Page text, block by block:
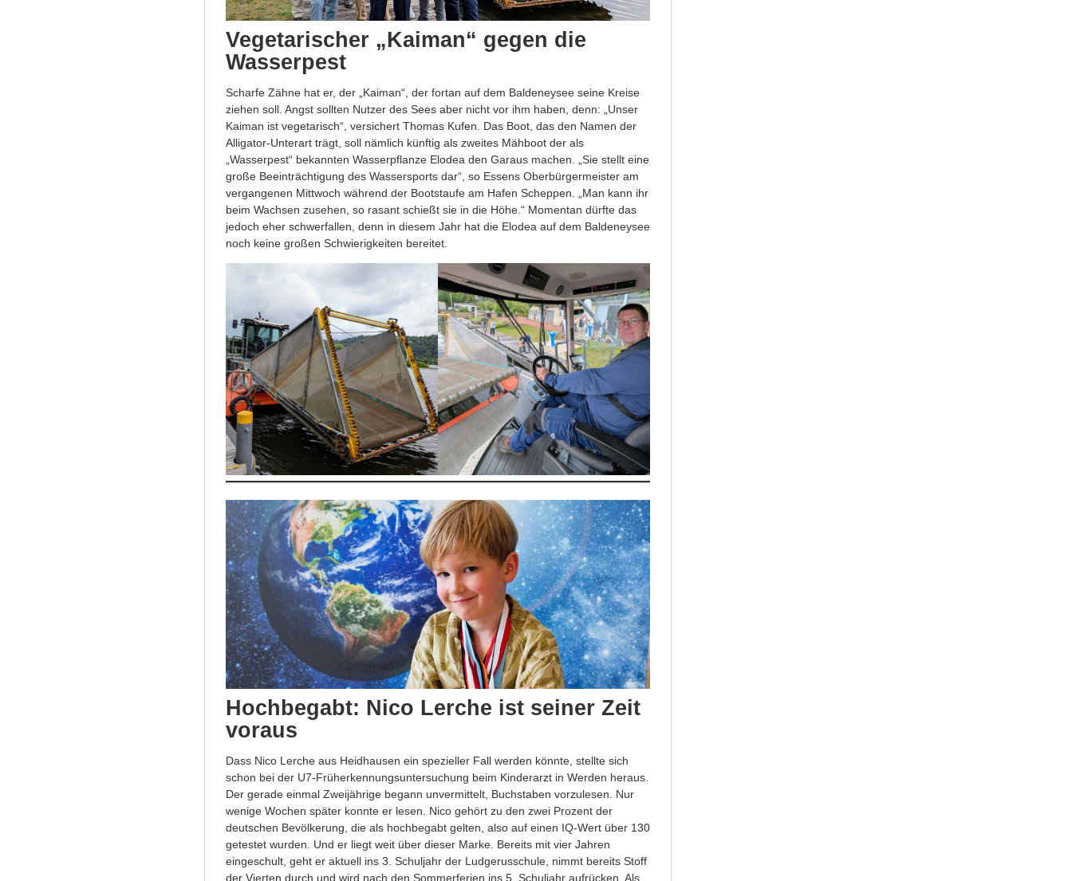
Vegetarischer „Kaiman“ gegen die
Wasserpest
Scharfe Zähne hat er, der „Kaiman“, der fortan auf dem Baldeneysee seine Kreise
ziehen soll. Angst sollten Nutzer des Sees aber nicht vor ihm haben, denn: „Unser
Kaiman ist vegetarisch“, versichert Thomas Kufen. Das Boot, das den Namen der
Alligator-Unterart trägt, soll nämlich künftig als zweites Mähboot der als
„Wasserpest“ bekannten Wasserpflanze Elodea den Garaus machen. „Sie stellt eine
große Beeinträchtigung des Wassersports dar“, so Essens Oberbürgermeister am
vergangenen Mittwoch während der Bootstaufe am Hafen Scheppen. „Man kann ihr
beim Wachsen zusehen, so rasant schießt sie in die Höhe.“ Momentan dürfte das
jedoch eher schwerfallen, denn in diesem Jahr hat die Elodea auf dem Baldeneysee
noch keine großen Schwierigkeiten bereitet.
Hochbegabt: Nico Lerche ist seiner Zeit
voraus
Dass Nico Lerche aus Heidhausen ein spezieller Fall werden könnte, stellte sich
schon bei der U7-Früherkennungsuntersuchung beim Kinderarzt in Werden heraus.
Der gerade einmal Zweijährige begann unvermittelt, Buchstaben vorzulesen. Nur
wenige Wochen später konnte er lesen. Nico gehört zu den zwei Prozent der
deutschen Bevölkerung, die als hochbegabt gelten, also auf einen IQ-Wert über 130
getestet wurden. Und er liegt weit über dieser Marke. Bereits mit vier Jahren
eingeschult, geht er aktuell ins 3. Schuljahr der Ludgerusschule, nimmt bereits Stoff
der Vierten durch und wird nach den Sommerferien ins 5. Schuljahr aufrücken. Als